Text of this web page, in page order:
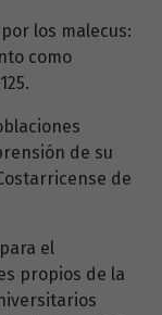
los malecus:
como
de su
de
el
propios de la